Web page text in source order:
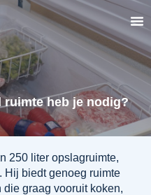
ruimte heb je nodig?
250 liter opslagruimte,
Hij biedt genoeg ruimte
graag vooruit koken,